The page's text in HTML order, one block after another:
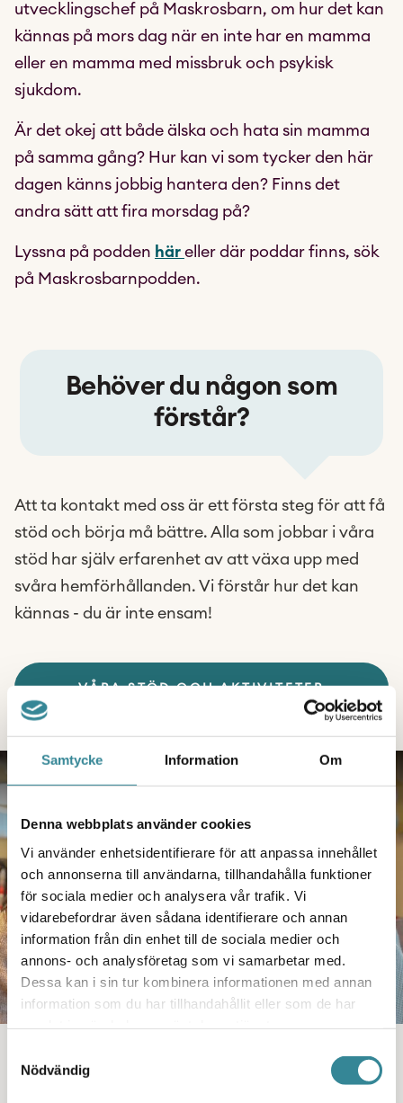
Samtycke Information Om
Denna webbplats använder cookies
Vi använder enhetsidentifierare för att anpassa innehållet
och annonserna till användarna, tillhandahålla funktioner
för sociala medier och analysera vår trafik. Vi
vidarebefordrar även sådana identifierare och annan
information från din enhet till de sociala medier och
annons- och analysföretag som vi samarbetar med.
Dessa kan i sin tur kombinera informationen med annan
information som du har tillhandahållit eller som de har
Nödvändig
utvecklingschef på Maskrosbarn, om hur det kan
kännas på mors dag när en inte har en mamma
eller en mamma med missbruk och psykisk
sjukdom.
Är det okej att både älska och hata sin mamma
på samma gång? Hur kan vi som tycker den här
dagen känns jobbig hantera den? Finns det
andra sätt att fira morsdag på?
Lyssna på podden här eller där poddar finns, sök
på Maskrosbarnpodden.
Behöver du någon som
förstår?
Att ta kontakt med oss är ett första steg för att få
stöd och börja må bättre. Alla som jobbar i våra
stöd har själv erfarenhet av att växa upp med
svåra hemförhållanden. Vi förstår hur det kan
kännas - du är inte ensam!
VÅRA STÖD OCH AKTIVITETER
#64 Att fira jul som
maskrosbarn